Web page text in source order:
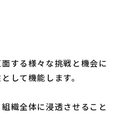
する様々な挑戦と機会に
して機能します。
織全体に浸透させること